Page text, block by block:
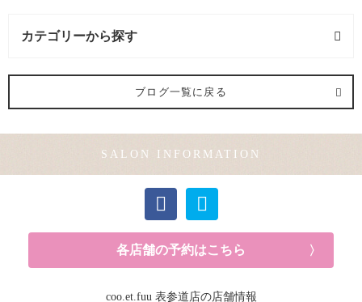
カテゴリーから探す
ヘアメイク (1記事)
ブログ一覧に戻る
SALON INFORMATION
各店舗の予約はこちら
coo.et.fuu 表参道店の店舗情報